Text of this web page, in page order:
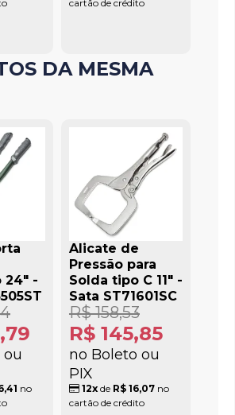
cartão de crédito
DA MESMA
24" -
ou
no
Alicate de
Pressão para
Solda tipo C 11" -
Sata ST71601SC
R$ 145,85
no Boleto ou
PIX
R$ 158,53
12xde R$ 16,07no
cartão de crédito